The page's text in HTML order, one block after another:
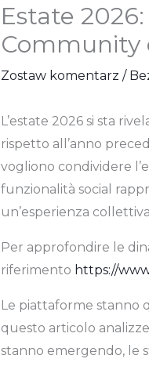
Estate
Community
Zostaw komentarz /
L’estate 2026 si sta
rispetto all’anno
vogliono condividere
funzionalità social
un’esperienza
Per approfondire le
riferimento https://
Le piattaforme stanno
questo articolo
stanno emergendo, le